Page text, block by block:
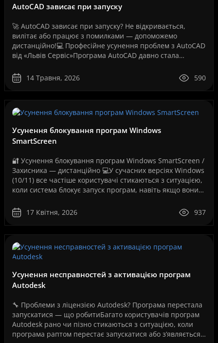
AutoCAD зависає при запуску
🚀 AutoCAD зависає при запуску? Не відкривається,
вилітає або працює з помилками — допоможемо
дистанційно!💻 Професійне усунення проблем з AutoCAD
від «Львів Сервіс»Програма AutoCAD давно стала
проект..14 Травня, 2026 590
Усунення блокування програм Windows
SmartScreen
🔐 Усунення блокування програм Windows SmartScreen /
Захисника — дистанційно 💻У сучасних версіях Windows
(10/11) все частіше користувачі стикаються з ситуацією,
коли система блокує запуск програм, навіть якщо вони
17 Квітня, 2026
937
Усунення несправностей з активацією програм
Autodesk
🔧 Проблеми з ліцензією Autodesk? Програма перестала
запускатися — що робитиБагато користувачів програм
Autodesk рано чи пізно стикаються з ситуацією, коли
програма раптом перестає запускатися або з’являється